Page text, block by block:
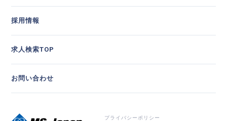
採用情報
求人検索TOP
お問い合わせ
プライバシーポリシー